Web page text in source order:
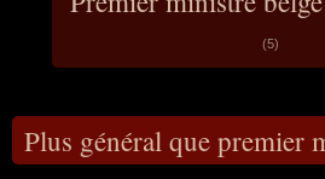
(5)
Plus général que premier